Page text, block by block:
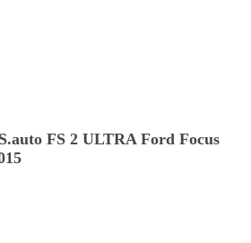
FS 2 ULTRA Ford Focus